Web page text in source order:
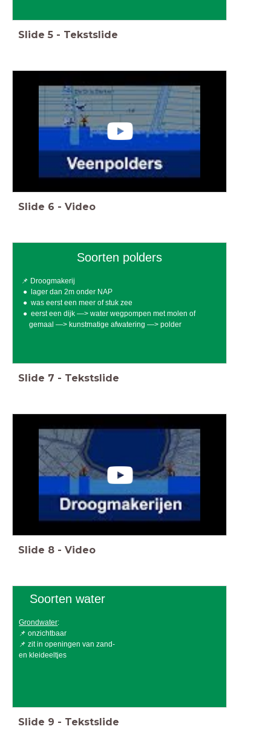
Slide 5 - Tekstslide
Slide 6 - Video
Soorten polders
📌 Droogmakerij
lager dan 2m onder NAP
was eerst een meer of stuk zee
eerst een dijk —> water wegpompen met molen of
gemaal —> kunstmatige afwatering —> polder
Slide 7 - Tekstslide
Slide 8 - Video
Soorten water
Grondwater:
📌 onzichtbaar
📌 zit in openingen van zand-
en kleideeltjes
Slide 9 - Tekstslide